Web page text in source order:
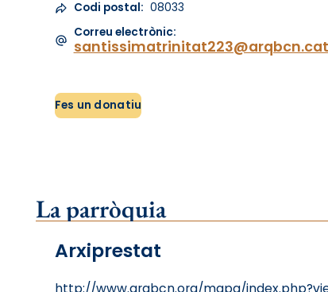
Codi postal: 08033
Correu electrònic:
santissimatrinitat223@arqbcn.cat
Fes un donatiu
La parròquia
Arxiprestat